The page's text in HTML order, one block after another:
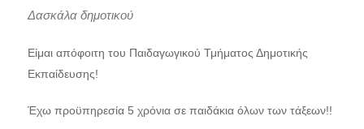
Δασκάλα δημοτικού
Είμαι απόφοιτη του Παιδαγωγικού Τμήματος Δημοτικής
Εκπαίδευσης!
Έχω προϋπηρεσία 5 χρόνια σε παιδάκια όλων των τάξεων!!